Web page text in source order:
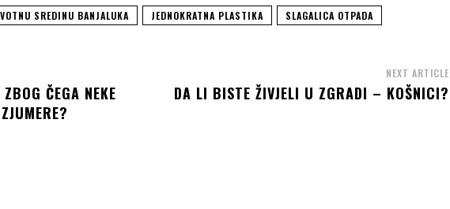
SREDINU BANJALUKA JEDNOKRATNA PLASTIKA SLAGALICA OTPADA
ČEGA NEKE
NEXT ARTICLE
DA LI BISTE ŽIVJELI U ZGRADI – KOŠNICI?